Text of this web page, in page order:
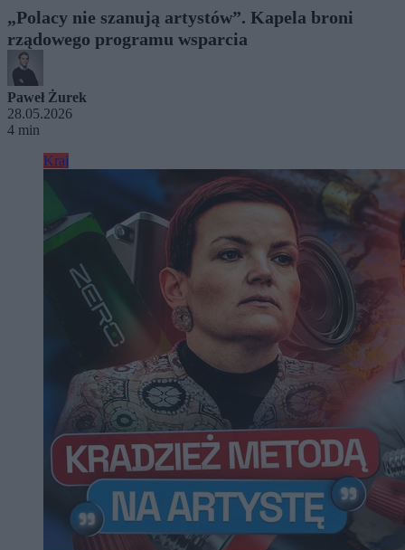
„Polacy nie szanują artystów”. Kapela broni
rządowego programu wsparcia
Paweł Żurek
28.05.2026
4 min
Kraj